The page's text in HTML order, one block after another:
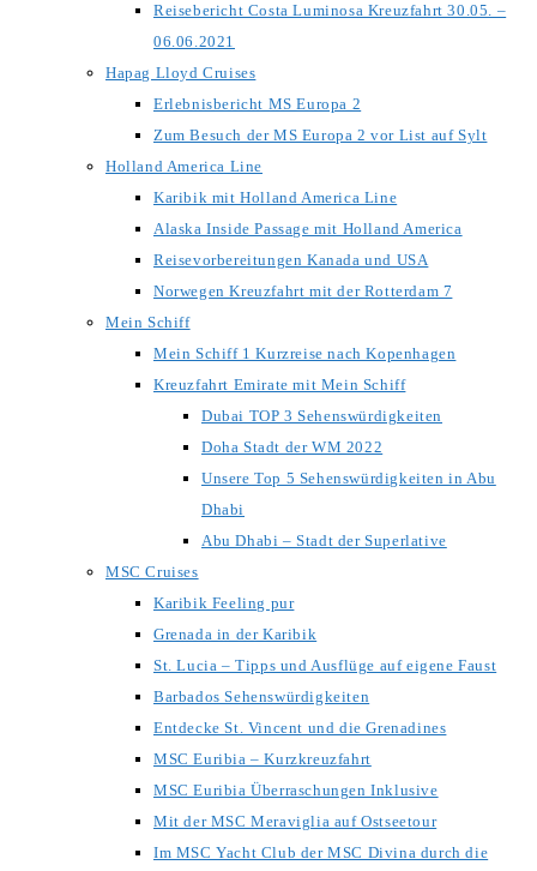
Reisebericht Costa Luminosa Kreuzfahrt 30.05. –
06.06.2021
Hapag Lloyd Cruises
Erlebnisbericht MS Europa 2
Zum Besuch der MS Europa 2 vor List auf Sylt
Holland America Line
Karibik mit Holland America Line
Alaska Inside Passage mit Holland America
Reisevorbereitungen Kanada und USA
Norwegen Kreuzfahrt mit der Rotterdam 7
Mein Schiff
Mein Schiff 1 Kurzreise nach Kopenhagen
Kreuzfahrt Emirate mit Mein Schiff
Dubai TOP 3 Sehenswürdigkeiten
Doha Stadt der WM 2022
Unsere Top 5 Sehenswürdigkeiten in Abu
Dhabi
Abu Dhabi – Stadt der Superlative
MSC Cruises
Karibik Feeling pur
Grenada in der Karibik
St. Lucia – Tipps und Ausflüge auf eigene Faust
Barbados Sehenswürdigkeiten
Entdecke St. Vincent und die Grenadines
MSC Euribia – Kurzkreuzfahrt
MSC Euribia Überraschungen Inklusive
Mit der MSC Meraviglia auf Ostseetour
Im MSC Yacht Club der MSC Divina durch die